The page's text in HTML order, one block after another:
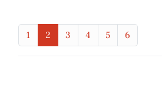
1 2 3 4 5 6